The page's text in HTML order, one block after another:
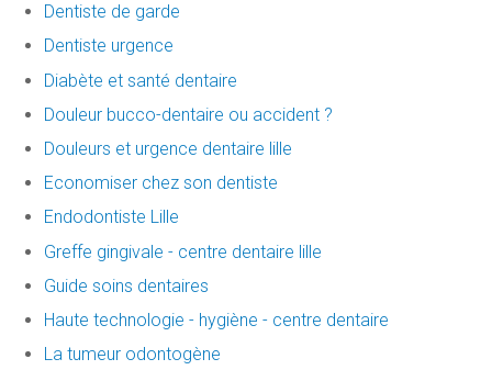
Dentiste de garde
Dentiste urgence
Diabète et santé dentaire
Douleur bucco-dentaire ou accident ?
Douleurs et urgence dentaire lille
Economiser chez son dentiste
Endodontiste Lille
Greffe gingivale - centre dentaire lille
Guide soins dentaires
Haute technologie - hygiène - centre dentaire
La tumeur odontogène